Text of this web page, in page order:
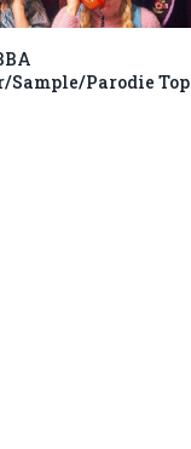
Sample/Parodie Top